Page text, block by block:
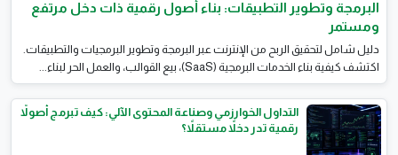
البرمجة وتطوير التطبيقات: بناء أصول رقمية ذات دخل مرتفع
ومستمر
​دليل شامل لتحقيق الربح من الإنترنت عبر البرمجة وتطوير البرمجيات والتطبيقات.
اكتشف كيفية بناء الخدمات البرمجية (SaaS)، بيع القوالب، والعمل الحر لبناء...
التداول الخوارزمي وصناعة المحتوى الآلي: كيف تبرمج أصولاً
رقمية تدر دخلاً مستقلاً؟